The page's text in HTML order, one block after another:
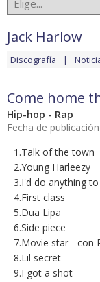
Jack Harlow
Discografía
Come home
Hip-hop - Rap
Fecha de
1.Talk of the town
2.Young Harleezy
3.I'd do anything
4.First class
5.Dua Lipa
6.Side piece
7.Movie star - con
8.Lil secret
9.I got a shot